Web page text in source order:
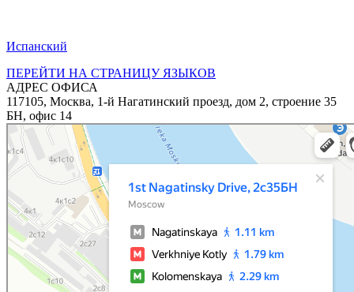
Испанский
ПЕРЕЙТИ НА СТРАНИЦУ ЯЗЫКОВ
АДРЕС ОФИСА
117105, Москва, 1-й Нагатинский проезд, дом 2, строение 35
БН, офис 14